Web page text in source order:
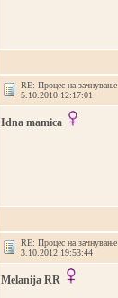
RE: Процес на зачнување
5.10.2010 12:17:01
Idna mamica
RE: Процес на зачнување
3.10.2012 19:53:44
Melanija RR